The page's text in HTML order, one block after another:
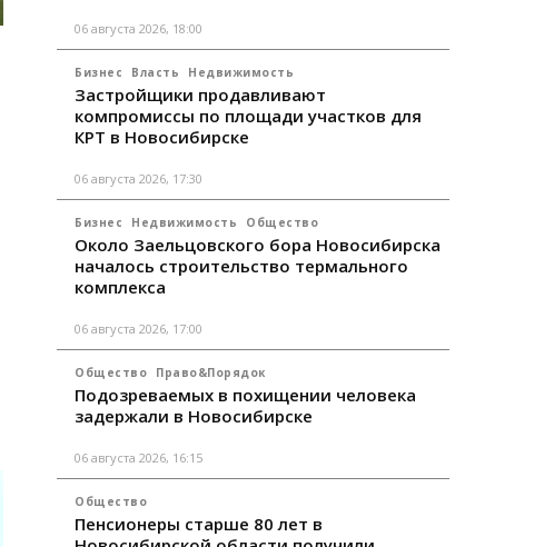
06 августа 2026, 18:00
Бизнес Власть Недвижимость
Застройщики продавливают
компромиссы по площади участков для
КРТ в Новосибирске
06 августа 2026, 17:30
Бизнес Недвижимость Общество
Около Заельцовского бора Новосибирска
началось строительство термального
комплекса
06 августа 2026, 17:00
Общество Право&Порядок
Подозреваемых в похищении человека
задержали в Новосибирске
06 августа 2026, 16:15
Общество
Пенсионеры старше 80 лет в